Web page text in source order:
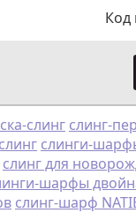
Код
слинг слинг-
слинг слинги-
слинг для
шарфы
слинг-шарф